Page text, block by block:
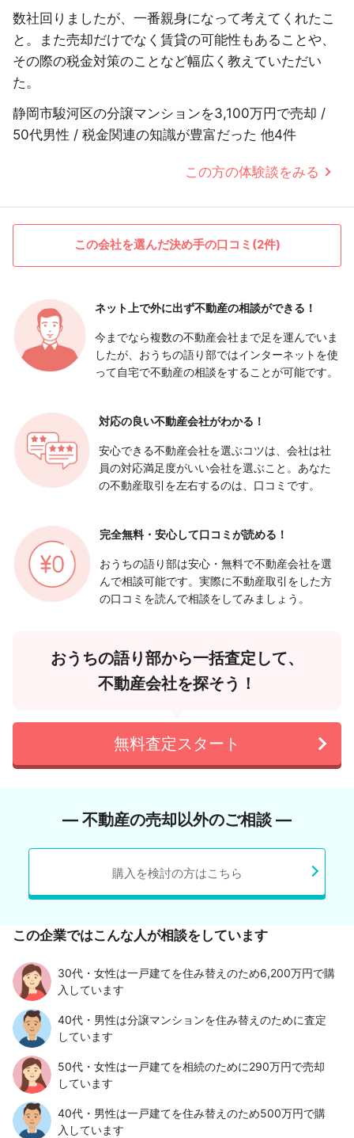
数社回りましたが、一番親身になって考えてくれたこ
と。また売却だけでなく賃貸の可能性もあることや、
その際の税金対策のことなど幅広く教えていただい
た。
静岡市駿河区の分譲マンションを3,100万円で売却 /
50代男性 / 税金関連の知識が豊富だった 他4件
この方の体験談をみる
この会社を選んだ決め手の口コミ(2件)
ネット上で外に出ず不動産の相談ができる！
今までなら複数の不動産会社まで足を運んでいま
したが、おうちの語り部ではインターネットを使
って自宅で不動産の相談をすることが可能です。
対応の良い不動産会社がわかる！
安心できる不動産会社を選ぶコツは、会社は社
員の対応満足度がいい会社を選ぶこと。あなた
の不動産取引を左右するのは、口コミです。
完全無料・安心して口コミが読める！
おうちの語り部は安心・無料で不動産会社を選
んで相談可能です。実際に不動産取引をした方
の口コミを読んで相談をしてみましょう。
おうちの語り部から一括査定して、
不動産会社を探そう！
無料査定スタート
― 不動産の売却以外のご相談 ―
購入を検討の方はこちら
この企業ではこんな人が相談をしています
30代・女性は一戸建てを住み替えのため6,200万円で購
入しています
40代・男性は分譲マンションを住み替えのために査定
しています
50代・女性は一戸建てを相続のために290万円で売却
しています
40代・男性は一戸建てを住み替えのため500万円で購
入しています